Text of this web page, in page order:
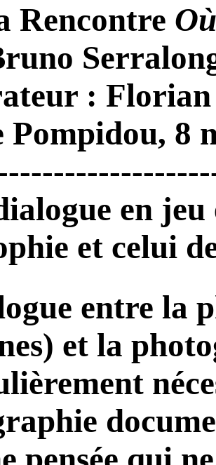
Rencontre
:
Pompidou, 8
en
et celui
entre la
et la